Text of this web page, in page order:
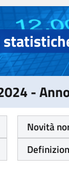
-
Novità